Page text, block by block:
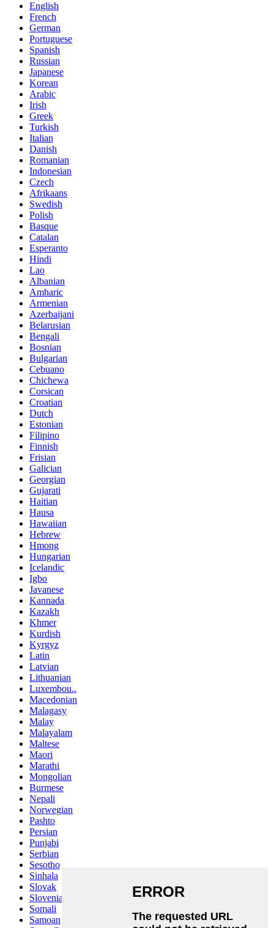
English
French
German
Portuguese
Spanish
Russian
Japanese
Korean
Arabic
Irish
Greek
Turkish
Italian
Danish
Romanian
Indonesian
Czech
Afrikaans
Swedish
Polish
Basque
Catalan
Esperanto
Hindi
Lao
Albanian
Amharic
Armenian
Azerbaijani
Belarusian
Bengali
Bosnian
Bulgarian
Cebuano
Chichewa
Corsican
Croatian
Dutch
Estonian
Filipino
Finnish
Frisian
Galician
Georgian
Gujarati
Haitian
Hausa
Hawaiian
Hebrew
Hmong
Hungarian
Icelandic
Igbo
Javanese
Kannada
Kazakh
Khmer
Kurdish
Kyrgyz
Latin
Latvian
Lithuanian
Luxembou..
Macedonian
Malagasy
Malay
Malayalam
Maltese
Maori
Marathi
Mongolian
Burmese
Nepali
Norwegian
Pashto
Persian
Punjabi
Serbian
Sesotho
Sinhala
Slovak
Slovenian
Somali
Samoan